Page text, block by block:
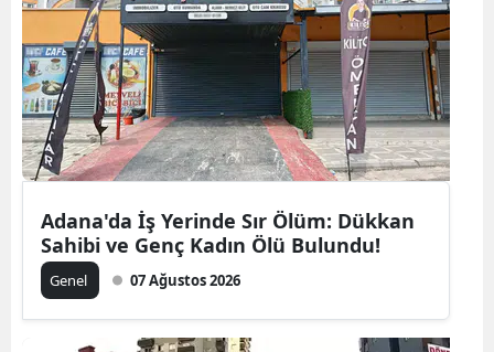
Adana'da İş Yerinde Sır Ölüm: Dükkan
Sahibi ve Genç Kadın Ölü Bulundu!
Genel 07 Ağustos 2026